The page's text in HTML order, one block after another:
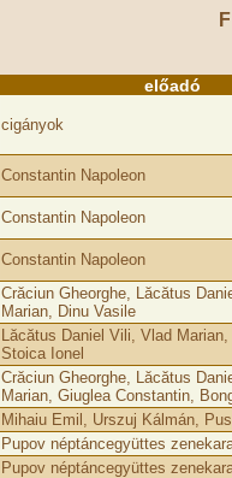
előadó
cigányok
Constantin Napoleon
Constantin Napoleon
Constantin Napoleon
Crăciun Gheorghe, Lăcătus
Marian, Dinu Vasile
Lăcătus Daniel Vili, Vlad
Stoica Ionel
Crăciun Gheorghe, Lăcătus
Marian, Giuglea Constantin,
Mihaiu Emil, Urszuj Kálmán,
Pupov néptáncegyüttes
Pupov néptáncegyüttes